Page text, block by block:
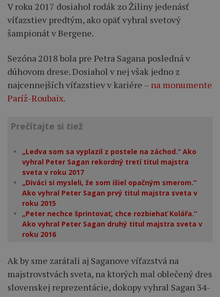
V roku 2017 dosiahol rodák zo Žiliny jedenásť
víťazstiev predtým, ako opäť vyhral svetový
šampionát v Bergene.
Sezóna 2018 bola pre Petra Sagana posledná v
dúhovom drese. Dosiahol v nej však jedno z
najcennejších víťazstiev v kariére – na monumente
Paríž-Roubaix.
Prečítajte si tiež
„Ledva som sa vyplazil z postele na záchod.“ Ako
vyhral Peter Sagan rekordný tretí titul majstra
sveta v roku 2017
„Diváci si mysleli, že som išiel opačným smerom.“
Ako vyhral Peter Sagan prvý titul majstra sveta v
roku 2015
„Peter nechce šprintovať, chce rozbiehať Kolářa.“
Ako vyhral Peter Sagan druhý titul majstra sveta v
roku 2016
Ak by sme zarátali aj Saganove víťazstvá na
majstrovstvách sveta, na ktorých mal oblečený dres
slovenskej reprezentácie, dokopy vyhral Sagan 34-